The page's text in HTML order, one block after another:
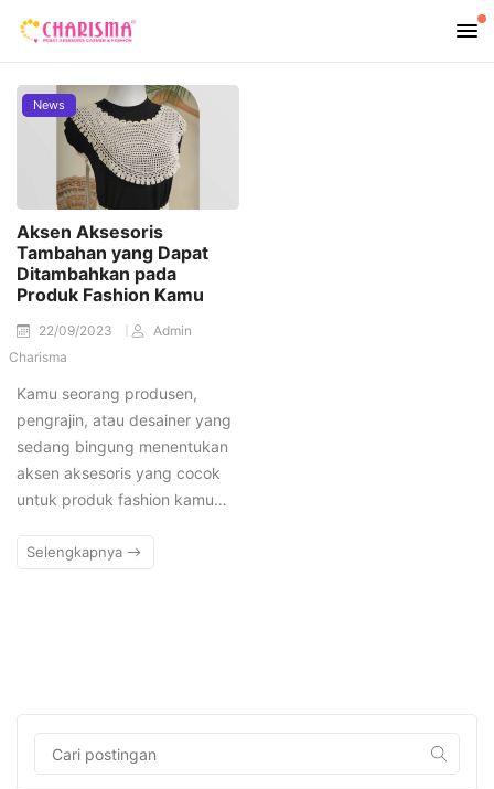
News
Aksen Aksesoris
Tambahan yang Dapat
Ditambahkan pada
Produk Fashion Kamu
22/09/2023
Admin
Charisma
Kamu seorang produsen,
pengrajin, atau desainer yang
sedang bingung menentukan
aksen aksesoris yang cocok
untuk produk fashion kamu…
Selengkapnya